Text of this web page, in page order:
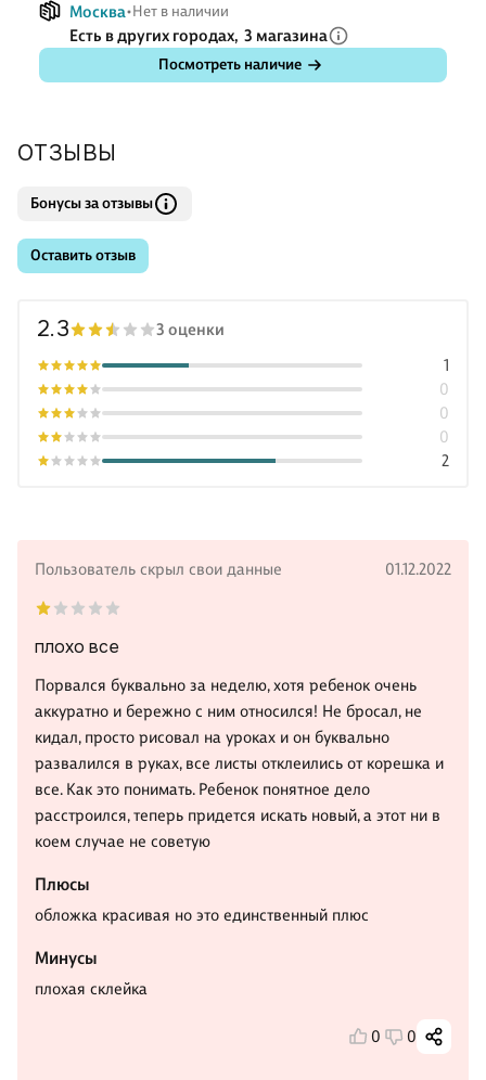
Москва Нет в наличии
Есть в других городах, 3 магазина
Посмотреть наличие
ОТЗЫВЫ
Бонусы за отзывы
Оставить отзыв
2.3 3 оценки
2
0
0
0
1
Пользователь скрыл свои данные 01.12.2022
плохо все
Порвался буквально за неделю, хотя ребенок очень
аккуратно и бережно с ним относился! Не бросал, не
кидал, просто рисовал на уроках и он буквально
развалился в руках, все листы отклеились от корешка и
все. Как это понимать. Ребенок понятное дело
расстроился, теперь придется искать новый, а этот ни в
коем случае не советую
Плюсы
обложка красивая но это единственный плюс
Минусы
плохая склейка
0 0